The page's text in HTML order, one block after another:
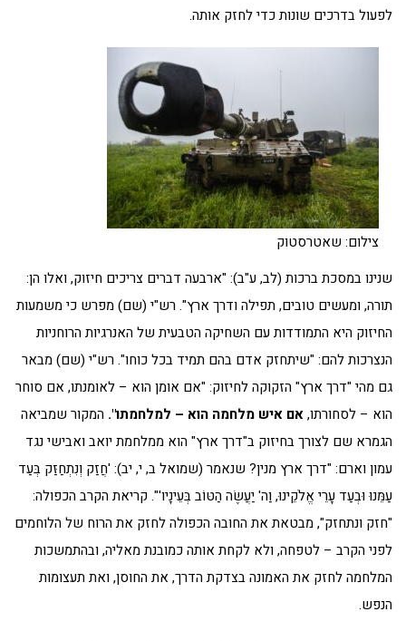
לפעול בדרכים שונות כדי לחזק אותה.
צילום: שאטרסטוק
שנינו במסכת ברכות (לב, ע"ב): "ארבעה דברים צריכים חיזוק, ואלו הן:
תורה, ומעשים טובים, תפילה ודרך ארץ". רש"י (שם) מפרש כי משמעות
החיזוק היא התמודדות עם השחיקה הטבעית של האנרגיות הרוחניות
הנצרכות להם: "שיתחזק אדם בהם תמיד בכל כוחו". רש"י (שם) מבאר
גם מהי "דרך ארץ" הזקוקה לחיזוק: "אם אומן הוא – לאומנתו, אם סוחר
הוא – לסחורתו,אם איש מלחמה הוא – למלחמתו". המקור שמביאה
הגמרא שם לצורך בחיזוק ב"דרך ארץ" הוא ממלחמת יואב ואבישי נגד
עמון וארם: "דרך ארץ מנין? שנאמר (שמואל ב, י, יב): 'חֲזַק וְנִתְחַזַּק בְּעַד
עַמֵּנוּ וּבְעַד עָרֵי אֱלֹקֵינוּ, וַה' יַעֲשֶׂה הַטּוֹב בְּעֵינָיו'". קריאת הקרב הכפולה:
"חזק ונתחזק", מבטאת את החובה הכפולה לחזק את הרוח של הלוחמים
לפני הקרב – לטפחה, ולא לקחת אותה כמובנת מאליה, ובהתמשכות
המלחמה לחזק את האמונה בצדקת הדרך, את החוסן, ואת תעצומות
הנפש.